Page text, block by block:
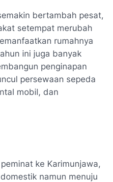
bertambah pesat,
setempat merubah
rumahnya
ini juga banyak
penginapan
persewaan sepeda
mobil, dan
ke Karimunjawa,
namun menuju